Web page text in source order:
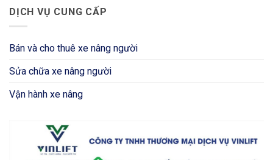
DỊCH VỤ CUNG CẤP
Bán và cho thuê xe nâng người
Sửa chữa xe nâng người
Vận hành xe nâng